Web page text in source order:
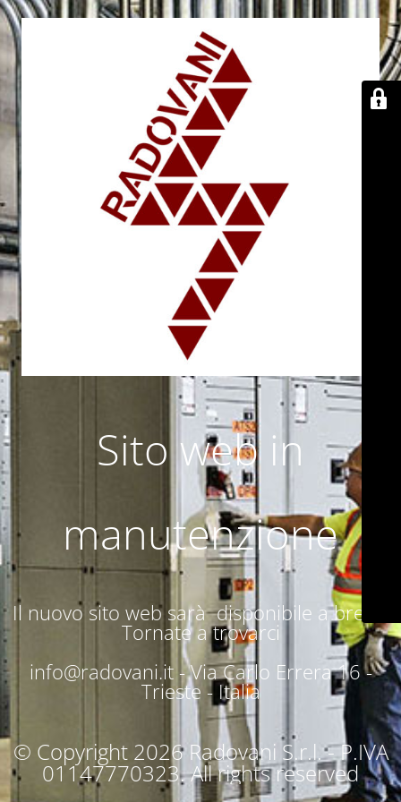
Sito web in
manutenzione
Il nuovo sito web sarà disponibile a breve.
Tornate a trovarci
info@radovani.it -Via Carlo Errera 16 -
Trieste - Italia
© Copyright 2026 Radovani S.r.l. - P.IVA
01147770323. All rights reserved